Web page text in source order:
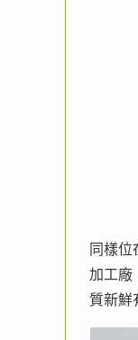
同樣
加工廠
質新鮮